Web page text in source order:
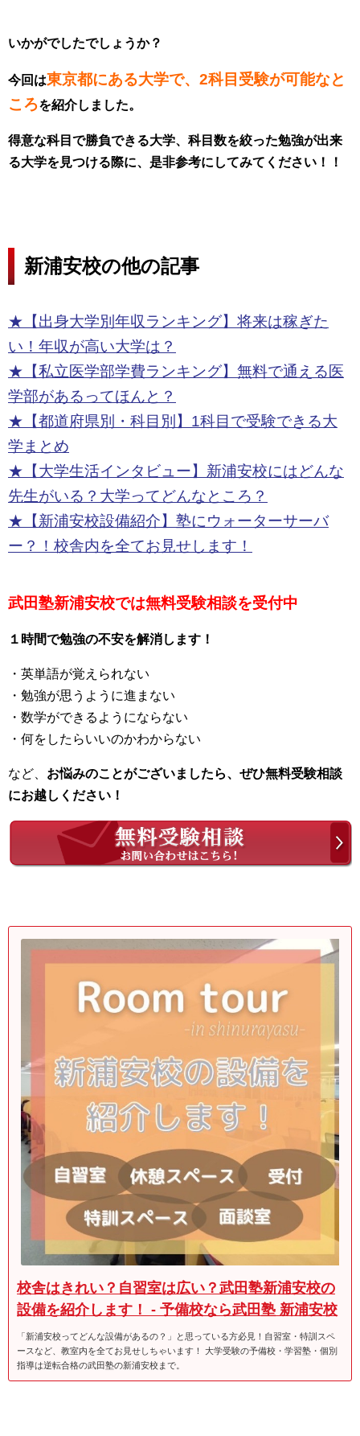
いかがでしたでしょうか？
今回は東京都にある大学で、2科目受験が可能なと
ころを紹介しました。
得意な科目で勝負できる大学、科目数を絞った勉強が出来
る大学を見つける際に、是非参考にしてみてください！！
新浦安校の他の記事
★【出身大学別年収ランキング】将来は稼ぎた
い！年収が高い大学は？
★【私立医学部学費ランキング】無料で通える医
学部があるってほんと？
★【都道府県別・科目別】1科目で受験できる大
学まとめ
★【大学生活インタビュー】新浦安校にはどんな
先生がいる？大学ってどんなところ？
★【新浦安校設備紹介】塾にウォーターサーバ
ー？！校舎内を全てお見せします！
武田塾新浦安校では無料受験相談を受付中
１時間で勉強の不安を解消します！
・英単語が覚えられない
・勉強が思うように進まない
・数学ができるようにならない
・何をしたらいいのかわからない
など、 お悩みのことがございましたら、ぜひ無料受験相談
にお越しください！
校舎はきれい？自習室は広い？武田塾新浦安校の
設備を紹介します！ - 予備校なら武田塾 新浦安校
「新浦安校ってどんな設備があるの？」と思っている方必見！自習室・特訓スペ
ースなど、教室内を全てお見せしちゃいます！ 大学受験の予備校・学習塾・個別
指導は逆転合格の武田塾の新浦安校まで。